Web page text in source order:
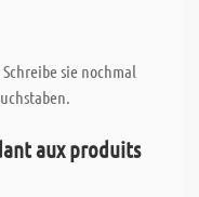
sie nochmal
aux produits